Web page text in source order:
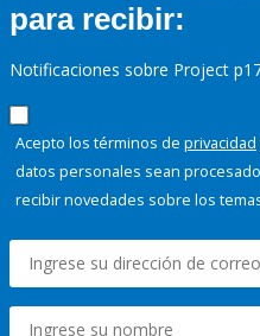
para recibir:
Notificaciones sobre Project
Acepto los términos de privacidad
datos personales sean
recibir novedades sobre los